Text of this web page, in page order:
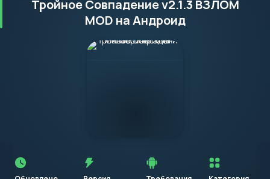
Тройное Совпадение v2.1.3 ВЗЛОМ
MOD на Андроид
установкой
приложения